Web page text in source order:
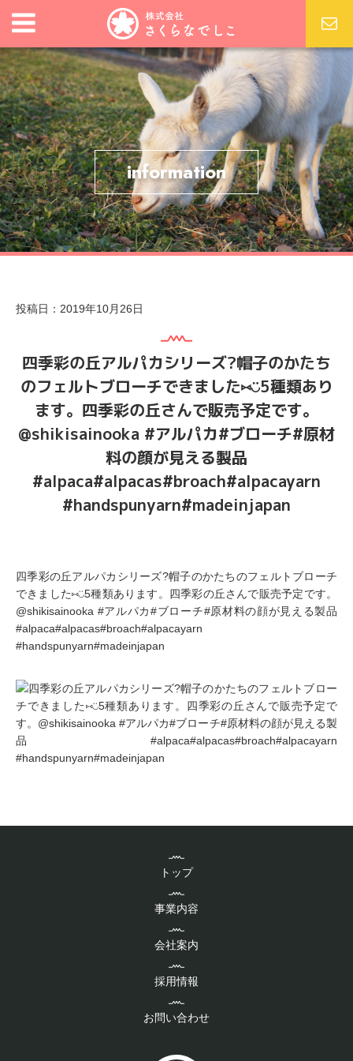
information
投稿日：2019年10月26日
四季彩の丘アルパカシリーズ?帽子のかたち
のフェルトブローチできました⑅︎◡̈︎5種類あり
ます。四季彩の丘さんで販売予定です。
@shikisainooka #アルパカ#ブローチ#原材
料の顔が見える製品
#alpaca#alpacas#broach#alpacayarn
#handspunyarn#madeinjapan
四季彩の丘アルパカシリーズ?帽子のかたちのフェルトブローチ
できました⑅︎◡̈︎5種類あります。四季彩の丘さんで販売予定です。
@shikisainooka #アルパカ#ブローチ#原材料の顔が見える製品
#alpaca#alpacas#broach#alpacayarn
#handspunyarn#madeinjapan
トップ
事業内容
会社案内
採用情報
お問い合わせ